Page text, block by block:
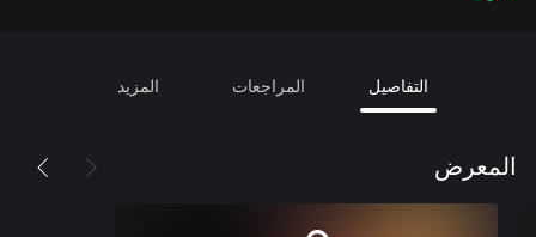
التفاصيل المراجعات المزيد
المعرض